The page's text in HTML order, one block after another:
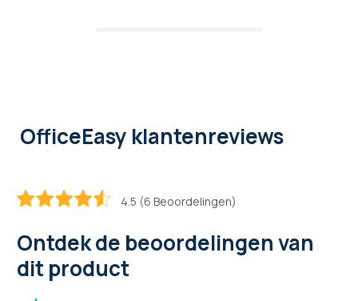
OfficeEasy klantenreviews
4.5 (6 Beoordelingen)
Ontdek de beoordelingen van
dit product